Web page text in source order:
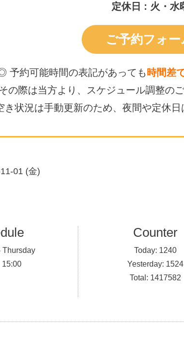
定休日 : 火・水
ご予約フォー
予約可能時間の表記があっても 時間差
の際は当方より、スケジュール調整の
状況は手動更新のため、 夜間や定休日
01 (金)
Thursday
Counter
Today: 1240
Yesterday: 1524
Total: 1417582